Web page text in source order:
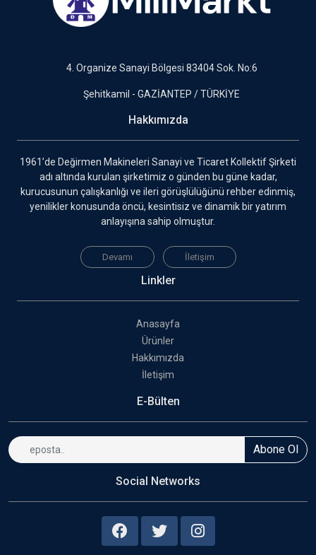
4. Organize Sanayi Bölgesi 83404 Sok. No:6
Şehitkamil - GAZİANTEP / TÜRKİYE
Hakkımızda
1961’de Değirmen Makineleri Sanayi ve Ticaret Kollektif Şirketi
adı altında kurulan şirketimiz o günden bu güne kadar,
kurucusunun çalışkanlığı ve ileri görüşlülüğünü rehber edinmiş,
yenilikler konusunda öncü, kesintisiz ve dinamik bir yatırım
anlayışına sahip olmuştur.
Devamı İletişim
Linkler
Anasayfa
Ürünler
Hakkımızda
İletişim
E-Bülten
Abone Ol
Social Networks